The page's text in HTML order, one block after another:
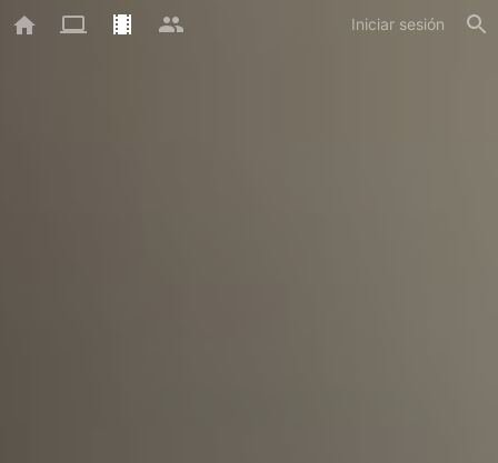
Iniciar sesión